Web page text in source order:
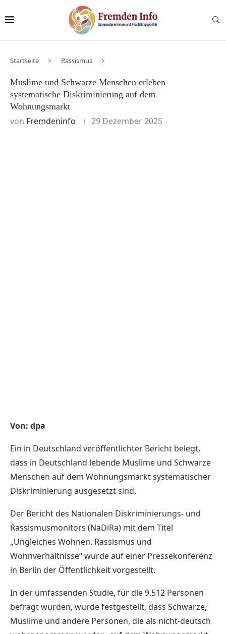
Startseite Rassismus
Muslime und Schwarze Menschen erleben
systematische Diskriminierung auf dem
Wohnungsmarkt
von Fremdeninfo 29 Dezember 2025
Von: dpa
Ein in Deutschland veröffentlichter Bericht belegt,
dass in Deutschland lebende Muslime und Schwarze
Menschen auf dem Wohnungsmarkt systematischer
Diskriminierung ausgesetzt sind.
Der Bericht des Nationalen Diskriminierungs- und
Rassismusmonitors (NaDiRa) mit dem Titel
„Ungleiches Wohnen. Rassismus und
Wohnverhältnisse“ wurde auf einer Pressekonferenz
in Berlin der Öffentlichkeit vorgestellt.
In der umfassenden Studie, für die 9.512 Personen
befragt wurden, wurde festgestellt, dass Schwarze,
Muslime und andere Personen, die als nicht-deutsch